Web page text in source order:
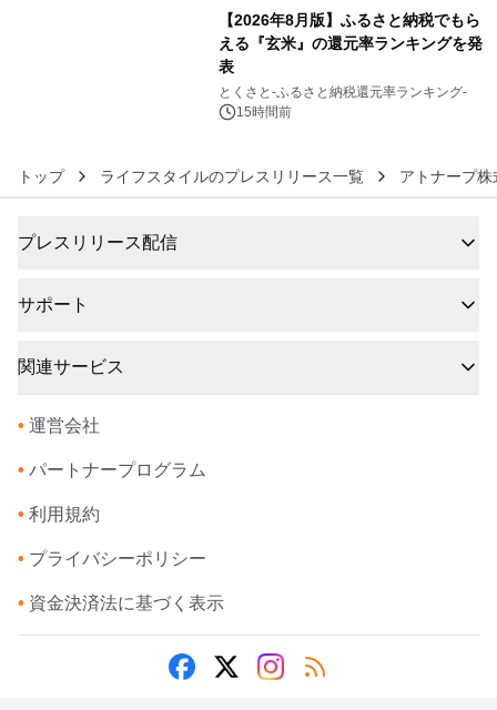
【2026年8月版】ふるさと納税でもら
える『玄米』の還元率ランキングを発
表
とくさと-ふるさと納税還元率ランキング-
15時間前
トップ ライフスタイルのプレスリリース一覧 アトナープ株
プレスリリース配信
サポート
関連サービス
• 運営会社
• パートナープログラム
• 利用規約
• プライバシーポリシー
• 資金決済法に基づく表示